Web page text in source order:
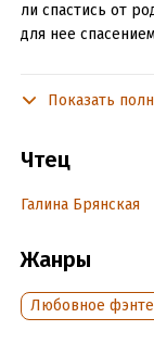
ли спастись от
для нее
внешние
завтраком, а
Подробная
Показать
Чтец
Галина Брянская
Жанры
Любовное